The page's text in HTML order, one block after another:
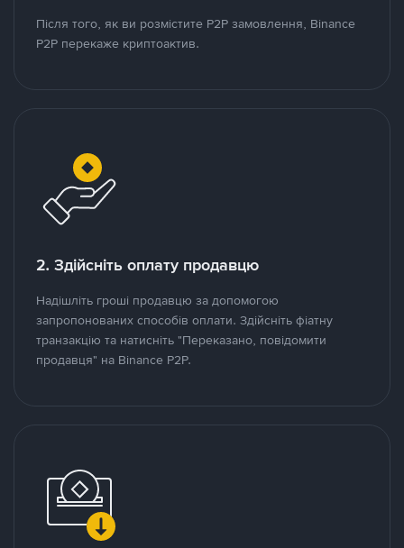
Після того, як ви розмістите P2P замовлення, Binance
P2P перекаже криптоактив.
2. Здійсніть оплату продавцю
Надішліть гроші продавцю за допомогою
запропонованих способів оплати. Здійсніть фіатну
транзакцію та натисніть "Переказано, повідомити
продавця" на Binance P2P.